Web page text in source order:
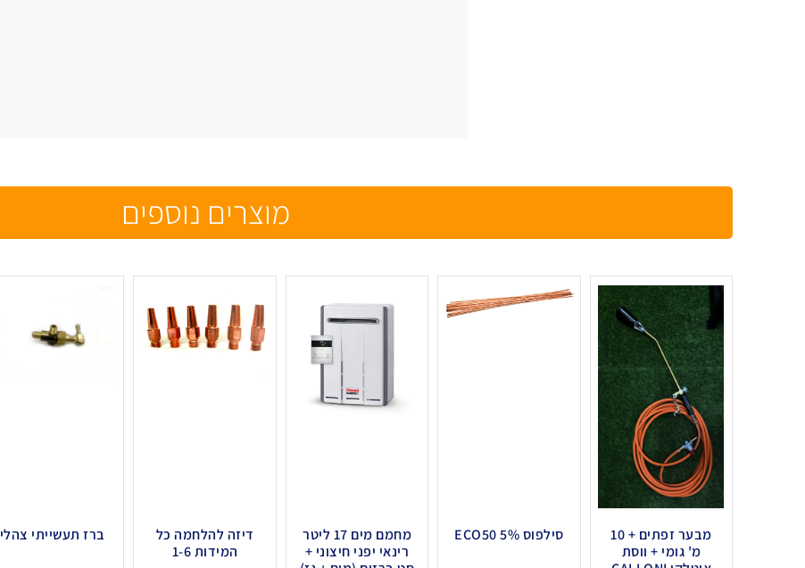
מוצרים נוספים
מבער זפתים + 10
מ' גומי + ווסת
סילפוס 5% ECO50
מחמם מים 17 ליטר
רינאי יפני חיצוני +
דיזה להלחמה כל
המידות 1-6
ברז תעשייתי צהלי